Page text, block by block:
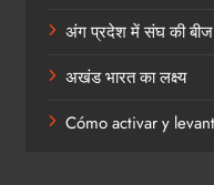
अंग प्रदेश में संघ की बीज
अखंड भारत का लक्ष्य
Cómo activar y